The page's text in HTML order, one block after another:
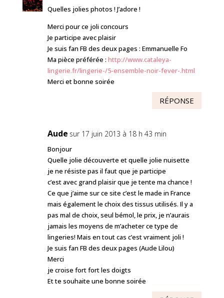
Quelles jolies photos ! J’adore !
Merci pour ce joli concours
Je participe avec plaisir
Je suis fan FB des deux pages : Emmanuelle Fo
Ma pièce préférée : http://www.cataleya-
lingerie.fr/lingerie-/5-ensemble-noir-fever-.html
Merci et bonne soirée
RÉPONSE
Aude sur 17 juin 2013 à 18 h 43 min
Bonjour
Quelle jolie découverte et quelle jolie nuisette
je ne résiste pas il faut que je participe
c’est avec grand plaisir que je tente ma chance !
Ce que j’aime sur ce site c’est le made in France
mais également le choix des tissus utilisés. Il y a
pas mal de choix, seul bémol, le prix, je n’aurais
jamais les moyens de m’acheter ce type de
lingeries! Mais en tout cas c’est vraiment joli !
Je suis fan FB des deux pages (Aude Lilou)
Merci
je croise fort fort les doigts
Et te souhaite une bonne soirée